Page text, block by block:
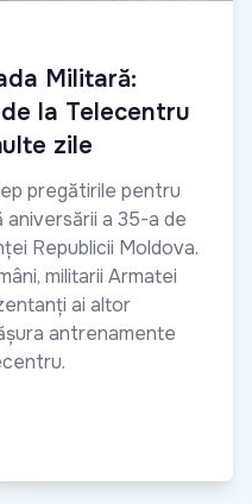
Militară:
la Telecentru
zile
pregătirile pentru
a 35-a de
Republicii Moldova.
militarii Armatei
ai altor
antrenamente